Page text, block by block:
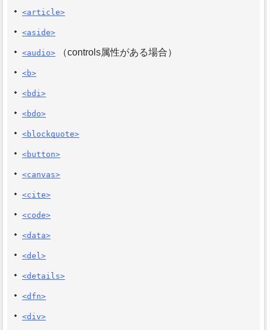
<article>
<aside>
<audio> （controls属性がある場合）
<b>
<bdi>
<bdo>
<blockquote>
<button>
<canvas>
<cite>
<code>
<data>
<del>
<details>
<dfn>
<div>